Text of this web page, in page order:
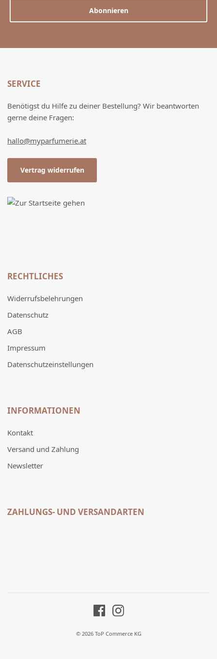
Abonnieren
SERVICE
Benötigst du Hilfe zu deiner Bestellung? Wir beantworten
gerne deine Fragen:
hallo@myparfumerie.at
Vertrag widerrufen
RECHTLICHES
Widerrufsbelehrungen
Datenschutz
AGB
Impressum
Datenschutzeinstellungen
INFORMATIONEN
Kontakt
Versand und Zahlung
Newsletter
ZAHLUNGS- UND VERSANDARTEN
© 2026 ToP Commerce KG